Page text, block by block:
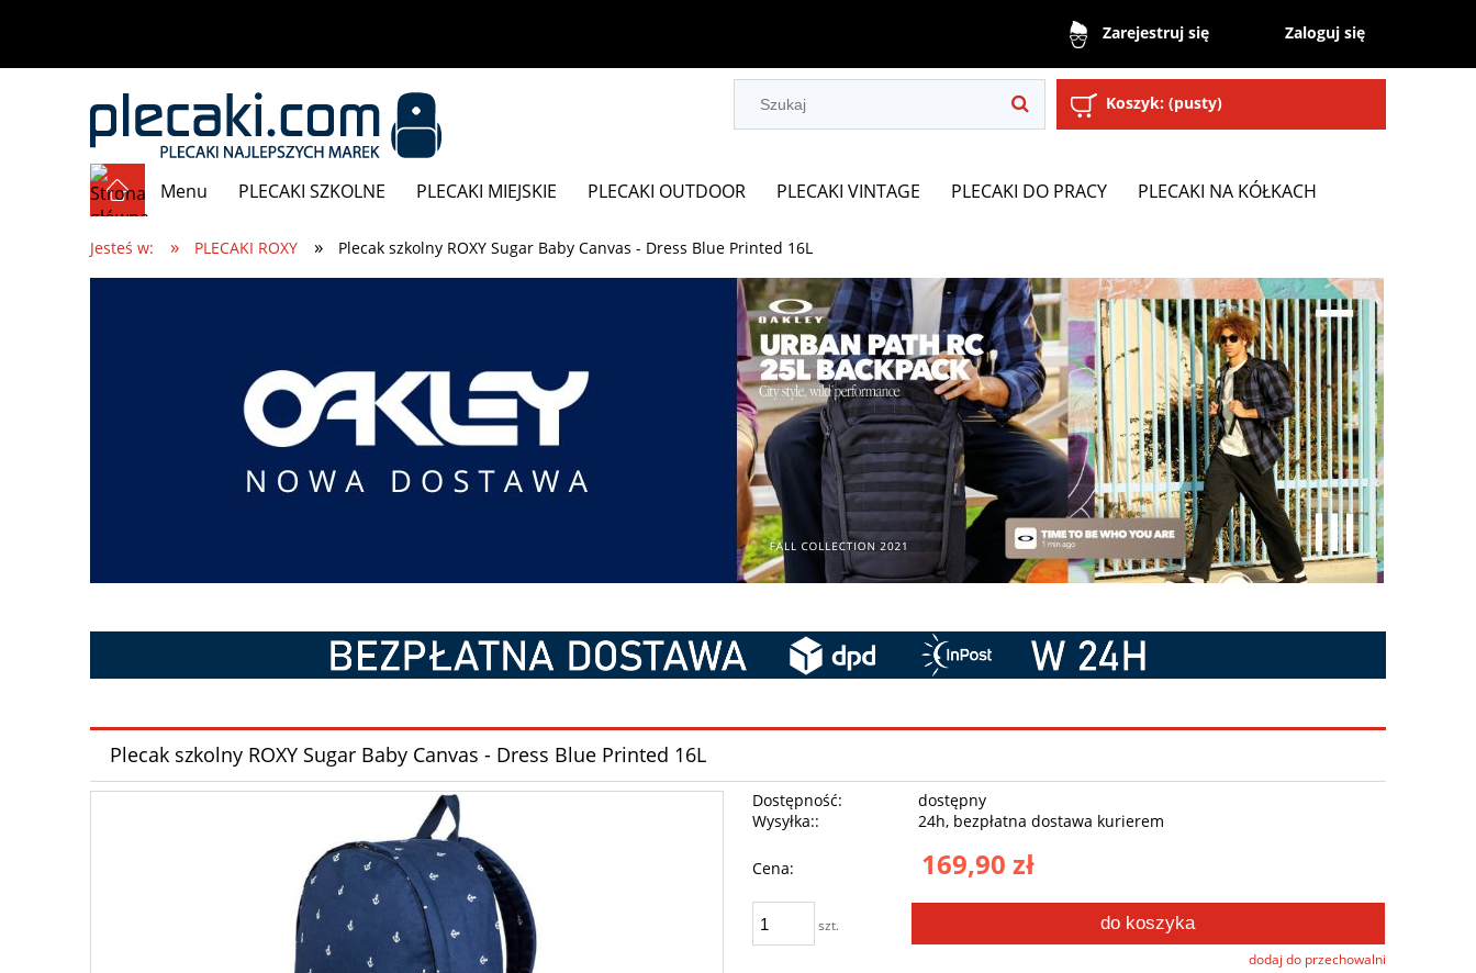
Zarejestruj się Zaloguj się
Koszyk: (pusty)
Menu PLECAKI SZKOLNE PLECAKI MIEJSKIE PLECAKI OUTDOOR PLECAKI VINTAGE PLECAKI DO PRACY PLECAKI NA KÓŁKACH
Promocje
Jesteś w: » PLECAKI ROXY » Plecak szkolny ROXY Sugar Baby Canvas - Dress Blue Printed 16L
Plecak szkolny ROXY Sugar Baby Canvas - Dress Blue Printed 16L
Dostępność:
dostępny
Wysyłka::
24h, bezpłatna dostawa kurierem
Cena: 169,90 zł
szt. do koszyka
dodaj do przechowalni